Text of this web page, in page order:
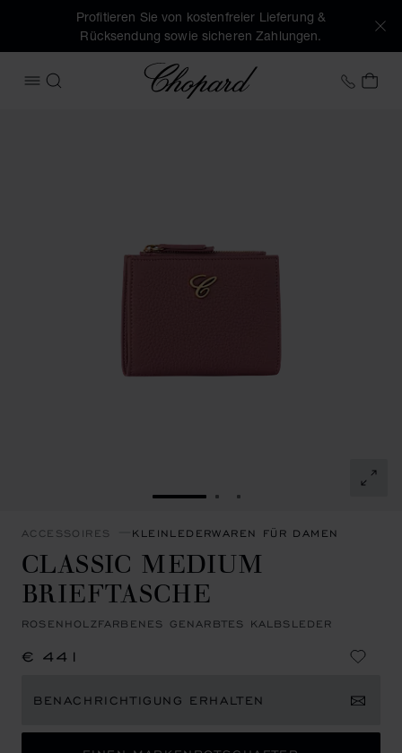
Profitieren Sie von kostenfreier Lieferung &
Rücksendung sowie sicheren Zahlungen.
MENÜ ÖFFNEN
SUCHEN
Chopard +43
ZUR FOLIE GEHEN 1
ZUR FOLIE GEHEN 2
ZUR FOLIE GEHEN 3
ACCESSOIRES KLEINLEDERWAREN FÜR DAMEN
CLASSIC MEDIUM
BRIEFTASCHE
ROSENHOLZFARBENES GENARBTES KALBSLEDER
€ 441
BENACHRICHTIGUNG ERHALTEN